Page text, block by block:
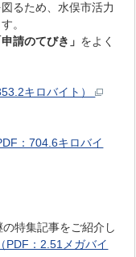
るため、水俣市活力
。
申請のてびき」 をよく
キロバイト）
：704.6キロバイ
特集記事をご紹介し
PDF：2.51メガバイ